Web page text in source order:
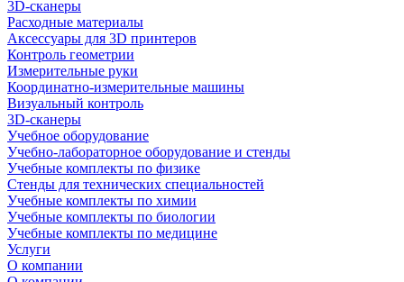
3D-сканеры
Расходные материалы
Аксессуары для 3D принтеров
Контроль геометрии
Измерительные руки
Координатно-измерительные машины
Визуальный контроль
3D-сканеры
Учебное оборудование
Учебно-лабораторное оборудование и стенды
Учебные комплекты по физике
Стенды для технических специальностей
Учебные комплекты по химии
Учебные комплекты по биологии
Учебные комплекты по медицине
Услуги
О компании